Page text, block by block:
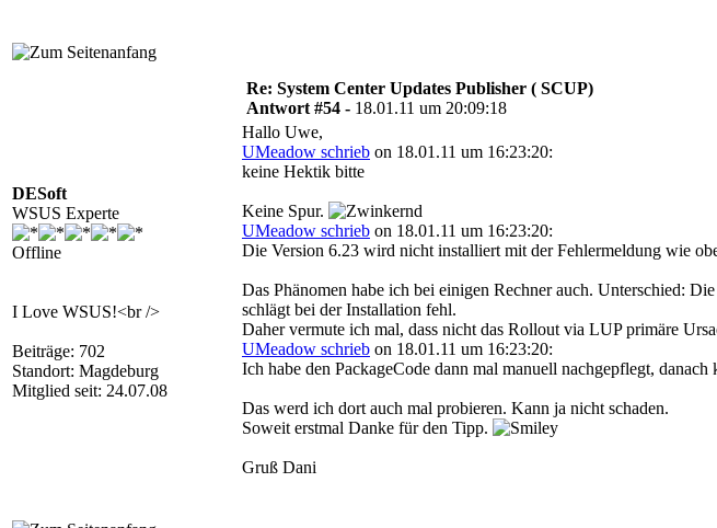
DESoft
WSUS Experte
Offline
I Love WSUS!<br />
Beiträge: 702
Standort: Magdeburg
Mitglied seit: 24.07.08
Re: System Center Updates Publisher ( SCUP)
Antwort #54 - 18.01.11 um 20:09:18
Hallo Uwe,
UMeadow schrieb on 18.01.11 um 16:23:20:
keine Hektik bitte
Keine Spur.
UMeadow schrieb on 18.01.11 um 16:23:20:
Die Version 6.23 wird nicht installiert mit der Fehlermeldung wie
Das Phänomen habe ich bei einigen Rechner auch. Unterschied:
schlägt bei der Installation fehl.
Daher vermute ich mal, dass nicht das Rollout via LUP primäre
UMeadow schrieb on 18.01.11 um 16:23:20:
Ich habe den PackageCode dann mal manuell nachgepflegt,
Das werd ich dort auch mal probieren. Kann ja nicht schaden.
Soweit erstmal Danke für den Tipp.
Gruß Dani